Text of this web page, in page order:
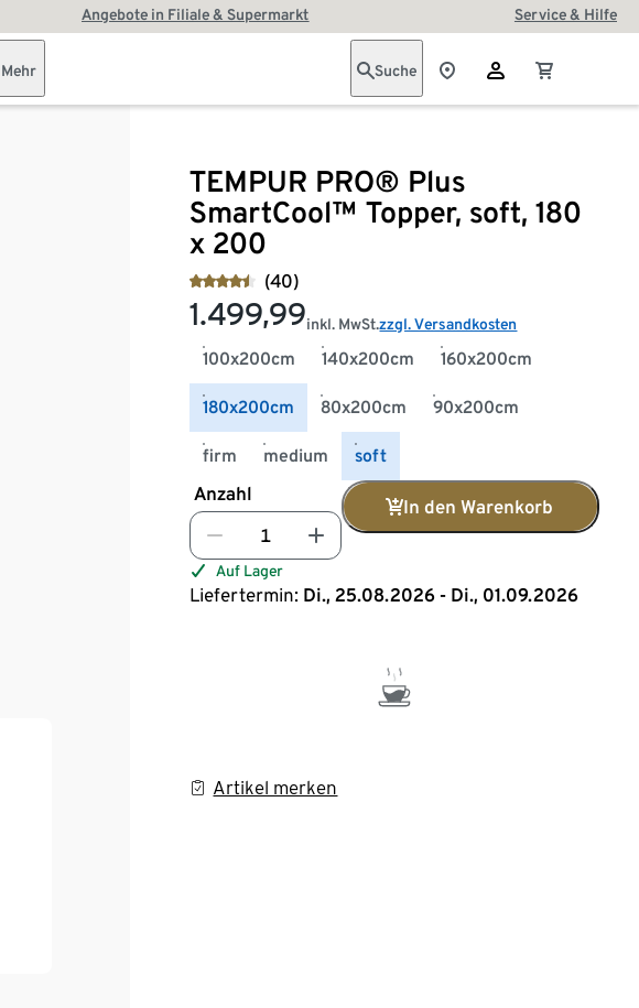
Angebote in Filiale & Supermarkt Service & Hilfe
Mehr Suche
TEMPUR PRO® Plus
SmartCool™ Topper, soft, 180
x 200
(40)
1.499,99inkl. MwSt.zzgl. Versandkosten
100x200cm 140x200cm 160x200cm
180x200cm 80x200cm 90x200cm
firm medium soft
Anzahl
In den Warenkorb
Auf Lager
Liefertermin: Di., 25.08.2026 - Di., 01.09.2026
Artikel merken